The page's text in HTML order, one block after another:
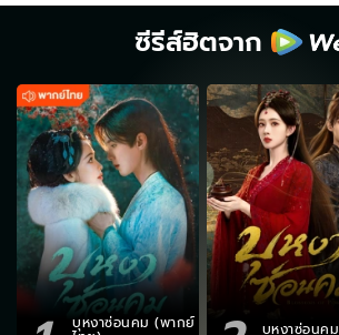
ซีรีส์ฮิตจาก
บุหงาซ่อนคม (พากย์ บุหงาซ่อนคม